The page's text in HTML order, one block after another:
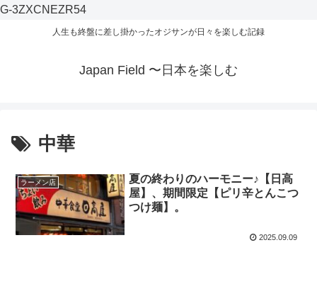
G-3ZXCNEZR54
人生も終盤に差し掛かったオジサンが日々を楽しむ記録
Japan Field 〜日本を楽しむ
中華
ラーメン店
夏の終わりのハーモニー♪【日高
屋】、期間限定【ピリ辛とんこつ
つけ麺】。
2025.09.09